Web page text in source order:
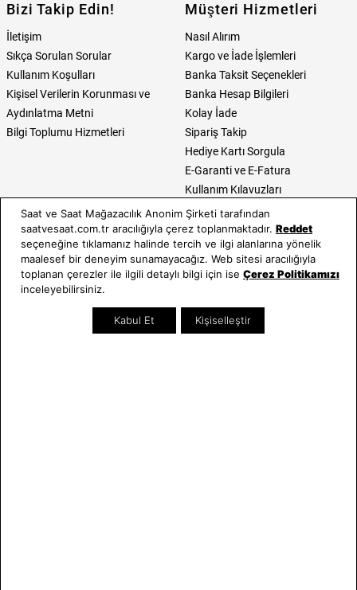
Bizi Takip Edin!
İletişim
Sıkça Sorulan Sorular
Kullanım Koşulları
Kişisel Verilerin Korunması ve
Aydınlatma Metni
Bilgi Toplumu Hizmetleri
Müşteri Hizmetleri
Nasıl Alırım
Kargo ve İade İşlemleri
Banka Taksit Seçenekleri
Banka Hesap Bilgileri
Kolay İade
Sipariş Takip
Hediye Kartı Sorgula
E-Garanti ve E-Fatura
Kullanım Kılavuzları
Saat ve Saat
Hakkımızda
Neden Saat ve Saat
Mağazalar
Mağazada Teknik Servis
Kategoriler
Erkek Saat
Kadın Saat
Takı & Aksesuar
Kampanyalar
Saat ve Saat Mağazacılık Anonim Şirketi tarafından
saatvesaat.com.tr aracılığıyla çerez toplanmaktadır. Reddet
seçeneğine tıklamanız halinde tercih ve ilgi alanlarına yönelik
maalesef bir deneyim sunamayacağız. Web sitesi aracılığıyla
toplanan çerezler ile ilgili detaylı bilgi için ise Çerez Politikamızı
inceleyebilirsiniz.
Kabul Et Kişiselleştir